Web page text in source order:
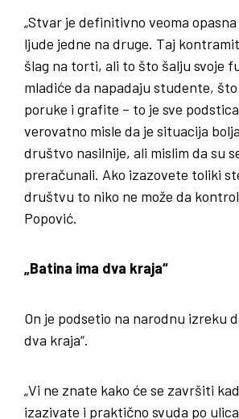
„Stvar je definitivno veoma
ljude jedne na druge. Taj
šlag na torti, ali to što šalju svoje
mladiće da napadaju studente,
poruke i grafite – to je sve
verovatno misle da je situacija
društvo nasilnije, ali mislim da su
preračunali. Ako izazovete toliki
društvu to niko ne može da
Popović.
„Batina ima dva kraja“
On je podsetio na narodnu izreku
dva kraja“.
„Vi ne znate kako će se završiti
izazivate i praktično svuda po